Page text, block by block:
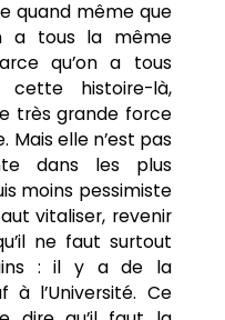
quand même que
a tous la même
qu’on a tous
histoire-là,
très grande force
Mais elle n’est pas
dans les plus
moins pessimiste
vitaliser, revenir
ne faut surtout
: il y a de la
à l’Université. Ce